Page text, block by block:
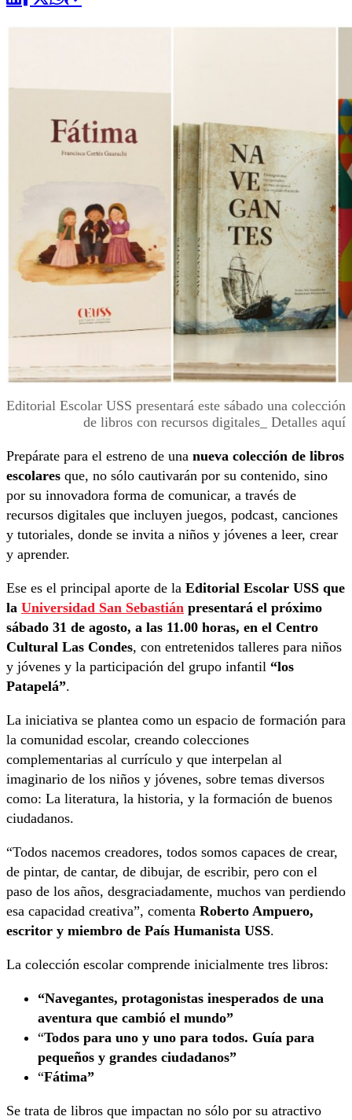
Editorial Escolar USS presentará este sábado una colección
de libros con recursos digitales_ Detalles aquí
Prepárate para el estreno de una nueva colección de libros
escolares que, no sólo cautivarán por su contenido, sino
por su innovadora forma de comunicar, a través de
recursos digitales que incluyen juegos, podcast, canciones
y tutoriales, donde se invita a niños y jóvenes a leer, crear
y aprender.
Ese es el principal aporte de la Editorial Escolar USS que
la Universidad San Sebastián presentará el próximo
sábado 31 de agosto, a las 11.00 horas, en el Centro
Cultural Las Condes, con entretenidos talleres para niños
y jóvenes y la participación del grupo infantil “los
Patapelá”.
La iniciativa se plantea como un espacio de formación para
la comunidad escolar, creando colecciones
complementarias al currículo y que interpelan al
imaginario de los niños y jóvenes, sobre temas diversos
como: La literatura, la historia, y la formación de buenos
ciudadanos.
“Todos nacemos creadores, todos somos capaces de crear,
de pintar, de cantar, de dibujar, de escribir, pero con el
paso de los años, desgraciadamente, muchos van perdiendo
esa capacidad creativa”, comenta Roberto Ampuero,
escritor y miembro de País Humanista USS.
La colección escolar comprende inicialmente tres libros:
“Navegantes, protagonistas inesperados de una
aventura que cambió el mundo”
“Todos para uno y uno para todos. Guía para
pequeños y grandes ciudadanos”
“Fátima”
Se trata de libros que impactan no sólo por su atractivo